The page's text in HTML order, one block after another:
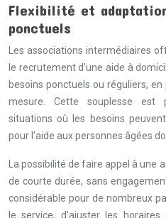
Flexibilité et
ponctuels
Les associations intermédiaires
le recrutement d’une aide à
besoins ponctuels ou réguliers,
mesure. Cette souplesse est
situations où les besoins
pour l’aide aux personnes âgées
La possibilité de faire appel à une
de courte durée, sans
considérable pour de nombreux
le service, d’ajuster les